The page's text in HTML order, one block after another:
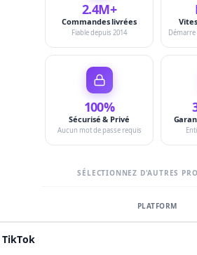
2.4M+
Commandes livrées
Fiable depuis 2014
100%
Sécurisé & Privé
Aucun mot de passe requis
SÉLECTIONNEZ D'AUTRES
TikTok